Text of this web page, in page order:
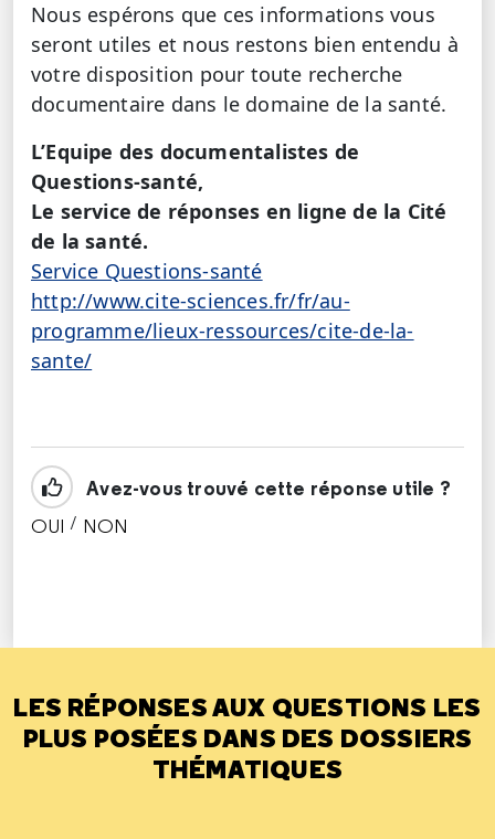
Nous espérons que ces informations vous
seront utiles et nous restons bien entendu à
votre disposition pour toute recherche
documentaire dans le domaine de la santé.
L’Equipe des documentalistes de
Questions-santé,
Le service de réponses en ligne de la Cité
de la santé.
Service Questions-santé
http://www.cite-sciences.fr/fr/au-
programme/lieux-ressources/cite-de-la-
sante/
Avez-vous trouvé cette réponse utile ?
OUI / NON
LES RÉPONSES AUX QUESTIONS LES
PLUS POSÉES DANS DES DOSSIERS
THÉMATIQUES